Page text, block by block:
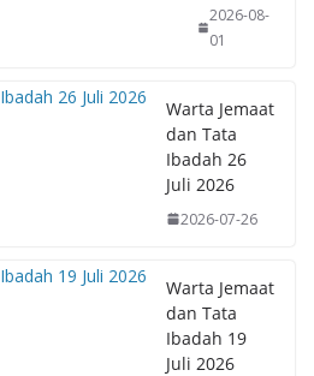
2026-08-
01
Warta Jemaat
dan Tata
Ibadah 26
Juli 2026
2026-07-26
Warta Jemaat
dan Tata
Ibadah 19
Juli 2026